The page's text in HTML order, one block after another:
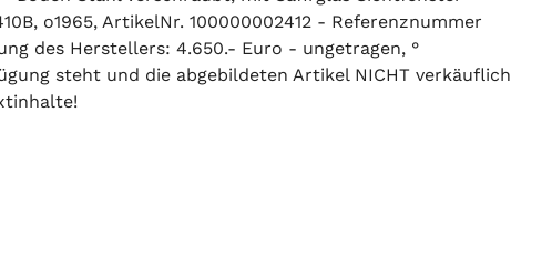
o1965, ArtikelNr. 100000002412 - Referenznummer
des Herstellers: 4.650.- Euro - ungetragen, °
steht und die abgebildeten Artikel NICHT verkäuflich